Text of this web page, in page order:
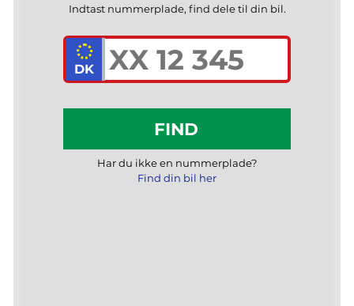
Indtast nummerplade, find dele til din bil.
FIND
Har du ikke en nummerplade?
Find din bil her